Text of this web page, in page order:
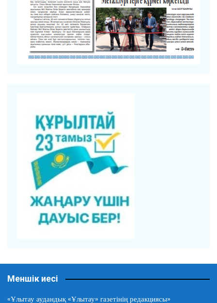
Меншік иесі
«Ұлытау аудандық «Ұлытау» газетінің редакциясы»